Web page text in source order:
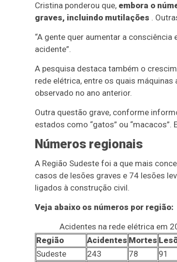
Cristina ponderou que, embora o
graves, incluindo mutilações .
“A gente quer aumentar a
acidente”.
A pesquisa destaca também o
rede elétrica, entre os quais
observado no ano anterior.
Outra questão grave, conforme
estados como “gatos” ou
Números regionais
A Região Sudeste foi a que mais
casos de lesões graves e 74 lesões
ligados à construção civil.
Veja abaixo os números por região:
Acidentes na rede elétrica em
Região
Acidentes Mortes
Sudeste
243 78 91